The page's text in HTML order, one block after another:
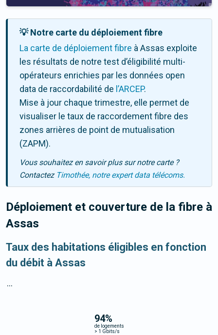
💡 Notre carte du déploiement fibre
La carte de déploiement fibre à Assas exploite
les résultats de notre test d’éligibilité multi-
opérateurs enrichies par les données open
data de raccordabilité de l’ARCEP.
Mise à jour chaque trimestre, elle permet de
visualiser le taux de raccordement fibre des
zones arrières de point de mutualisation
(ZAPM).
Vous souhaitez en savoir plus sur notre carte ?
Contactez Timothée, notre expert data télécoms.
Déploiement et couverture de la fibre à
Assas
Taux des habitations éligibles en fonction
du débit à Assas
94%
de logements
> 1 Gbits/s
...